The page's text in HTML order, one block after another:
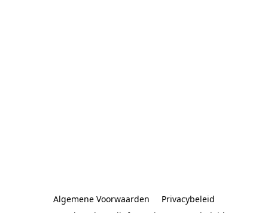
Algemene Voorwaarden
Privacybeleid